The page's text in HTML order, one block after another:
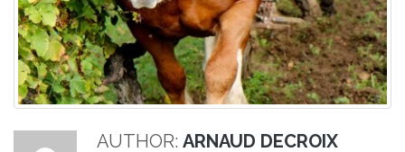
AUTHOR: ARNAUD DECROIX